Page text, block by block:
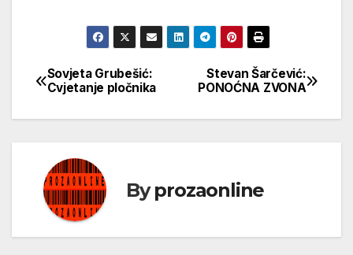
Кретање
чланка
Stevan Šarčević:
PONOĆNA ZVONA
Sovjeta Grubešić:
Cvjetanje pločnika
Byprozaonline